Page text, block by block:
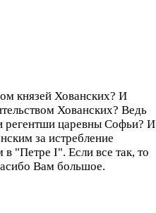
князей Хованских? И
Хованских? Ведь
регентши царевны Софьи? И
за истребление
"Петре I". Если все так, то
Вам большое.